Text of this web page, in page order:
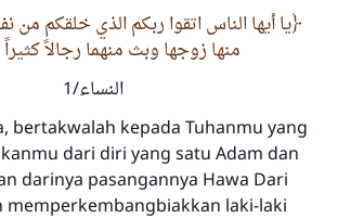
يا أيها الناس اتقوا ربكم الذي خلقكم
منها زوجها وبث منهما رجالاً
النساء/1
bertakwalah kepada Tuhanmu yang
dari diri yang satu Adam dan
darinya pasangannya Hawa Dari
memperkembangbiakkan laki-laki